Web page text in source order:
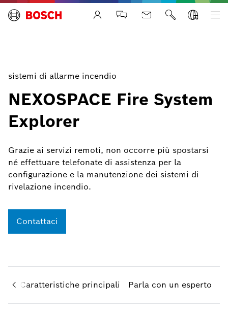
Life Safety Systems
sistemi di allarme incendio
NEXOSPACE Fire System
Explorer
Grazie ai servizi remoti, non occorre più spostarsi
né effettuare telefonate di assistenza per la
configurazione e la manutenzione dei sistemi di
rivelazione incendio.
Contattaci
Caratteristiche principali Parla con un esperto